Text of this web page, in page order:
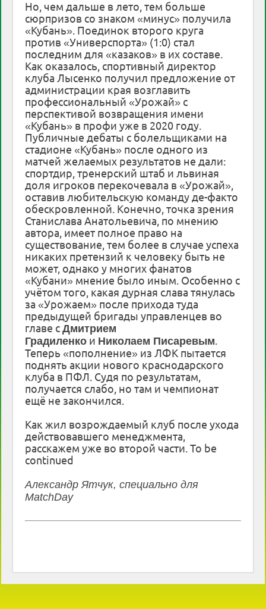
Но, чем дальше в лето, тем больше
сюрпризов со знаком «минус» получила
«Кубань». Поединок второго круга
против «Универспорта» (1:0) стал
последним для «казаков» в их составе.
Как оказалось, спортивный директор
клуба Лысенко получил предложение от
администрации края возглавить
профессиональный «Урожай» с
перспективой возвращения имени
«Кубань» в профи уже в 2020 году.
Публичные дебаты с болельщиками на
стадионе «Кубань» после одного из
матчей желаемых результатов не дали:
спортдир, тренерский штаб и львиная
доля игроков перекочевала в «Урожай»,
оставив любительскую команду де-факто
обескровленной. Конечно, точка зрения
Станислава Анатольевича, по мнению
автора, имеет полное право на
существование, тем более в случае успеха
никаких претензий к человеку быть не
может, однако у многих фанатов
«Кубани» мнение было иным. Особенно с
учётом того, какая дурная слава тянулась
за «Урожаем» после прихода туда
предыдущей бригады управленцев во
главе сДмитрием
Градиленко и Николаем Писаревым.
Теперь «пополнение» из ЛФК пытается
поднять акции нового краснодарского
клуба в ПФЛ. Судя по результатам,
получается слабо, но там и чемпионат
ещё не закончился.
Как жил возрождаемый клуб после ухода
действовавшего менеджмента,
расскажем уже во второй части. To be
continued
Александр Ятчук, специально для
MatchDay